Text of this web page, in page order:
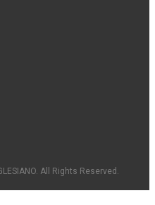
All Rights Reserved.